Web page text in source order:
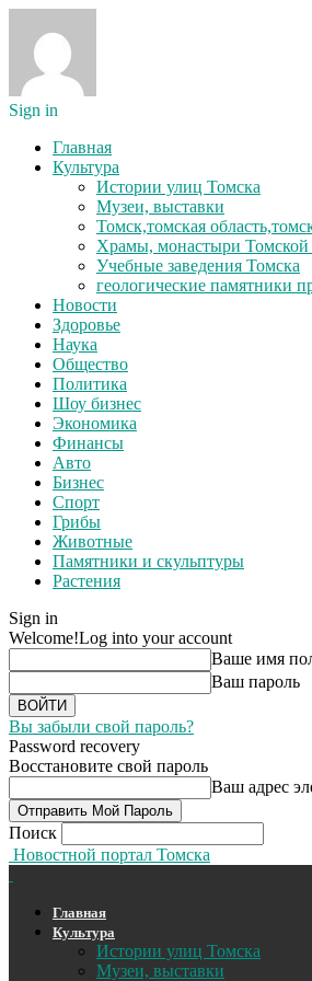
Sign in
Главная
Культура
Истории улиц Томска
Музеи, выставки
Томск,томская
Храмы, монастыри Томской
Учебные заведения Томска
геологические памятники
Новости
Здоровье
Наука
Общество
Политика
Шоу бизнес
Экономика
Финансы
Авто
Бизнес
Спорт
Грибы
Животные
Памятники и скульптуры
Растения
Sign in
Welcome!Log into your account
Ваше имя
Ваш пароль
Вы забыли свой пароль?
Password recovery
Восстановите свой пароль
Ваш адрес
Поиск
Новостной портал Томска
Главная
Культура
Истории улиц Томска
Музеи, выставки